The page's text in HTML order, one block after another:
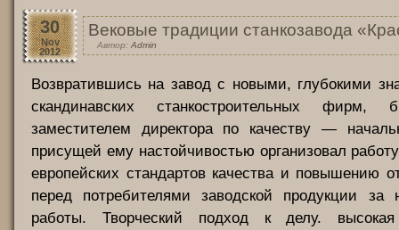
30
Nov
2012
Вековые традиции станкозавода
Автор: Admin
Возвратившись на завод с новыми, глубокими
скандинавских станкостроительных фирм,
заместителем директора по качеству —
присущей ему настойчивостью организовал
европейских стандартов качества и повышению
перед потребителями заводской продукции за
работы. Творческий подход к делу. высокая